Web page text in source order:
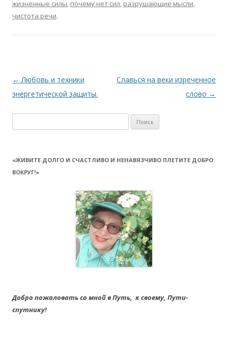
жизненные силы, почему нет сил, разрушающие мысли,
чистота речи.
Навигация
по
← Любовь и техники
энергетической защиты.
Славься на веки изреченное
слово →
«ЖИВИТЕ ДОЛГО И СЧАСТЛИВО И НЕНАВЯЗЧИВО ПЛЕТИТЕ ДОБРО
ВОКРУГ!»
Добро пожаловать со мной в Путь, к своему, Пути-
спутнику!